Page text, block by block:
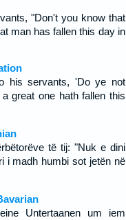
"Don't you know that
man has fallen this day in
his servants, 'Do ye not
great one hath fallen this
të tij: "Nuk e dini
i madh humbi sot jetën në
Untertaanen um iem